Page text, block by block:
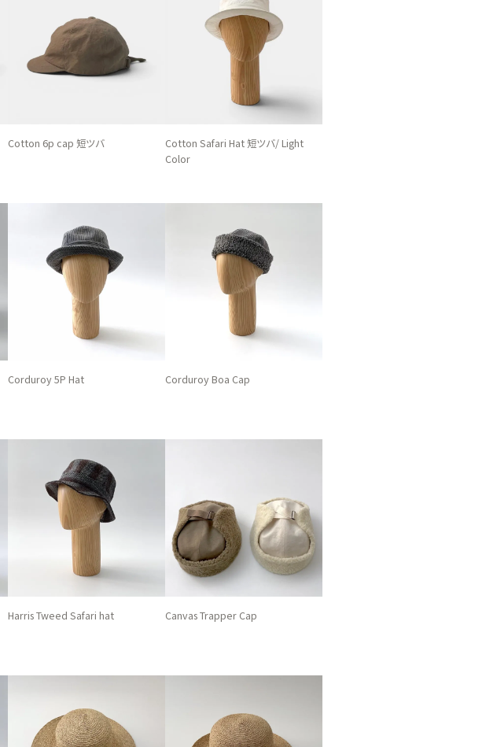
Cotton 6p cap 短ツバ
Cotton Safari Hat 短ツバ/ Light
Color
Corduroy 5P Hat Corduroy Boa Cap
Harris Tweed Safari hat Canvas Trapper Cap